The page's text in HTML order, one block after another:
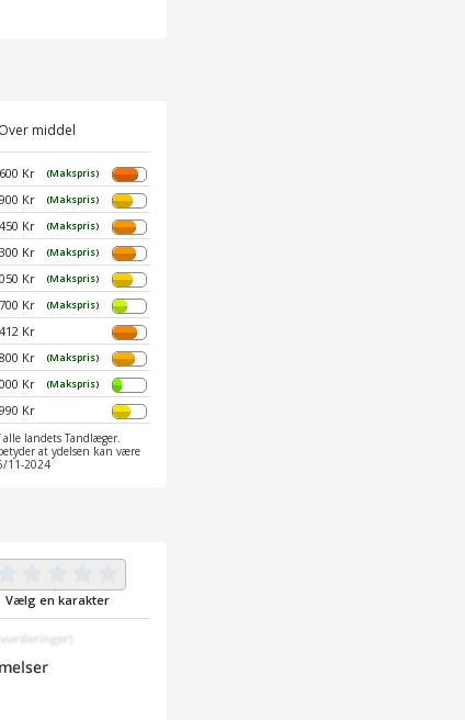
Over middel
Kr (Makspris)
Kr (Makspris)
Kr (Makspris)
Kr (Makspris)
Kr (Makspris)
Kr (Makspris)
412 Kr
Kr (Makspris)
Kr (Makspris)
Kr
landets Tandlæger.
at ydelsen kan være
11-2024
Vælg en karakter